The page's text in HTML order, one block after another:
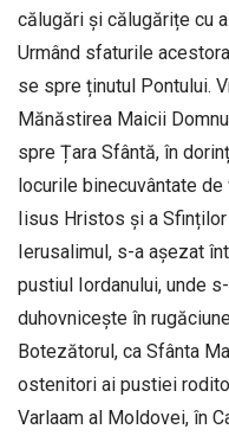
călugări și călugărițe cu
Urmând sfaturile
se spre ținutul Pontului.
Mănăstirea Maicii
spre Țara Sfântă, în
locurile binecuvântate
Iisus Hristos și a
Ierusalimul, s-a așezat
pustiul Iordanului, unde
duhovnicește în
Botezătorul, ca Sfânta
ostenitori ai pustiei
Varlaam al Moldovei, în